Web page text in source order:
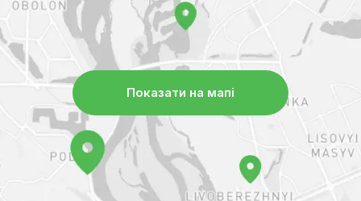
Показати на мапі